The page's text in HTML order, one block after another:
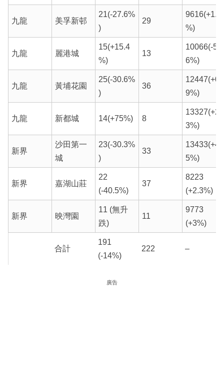
九龍 美孚新邨
21(-27.6%
)
29
9616(+1.6
%)
九龍 麗港城
15(+15.4
%)
13
10066(-5.
6%)
九龍 黃埔花園
25(-30.6%
)
36
12447(+0.
9%)
九龍 新都城 14(+75%) 8
13327(+2.
3%)
新界
沙田第一
城
23(-30.3%
)
33
13433(+4.
5%)
新界 嘉湖山莊
22
(-40.5%)
37
8223
(+2.3%)
新界 映灣園
11 (無升
跌)
11
9773
(+3%)
合計
191
(-14%)
222 –
廣告